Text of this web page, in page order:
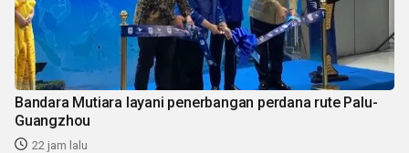
Bandara Mutiara layani penerbangan perdana rute Palu-
Guangzhou
22 jam lalu